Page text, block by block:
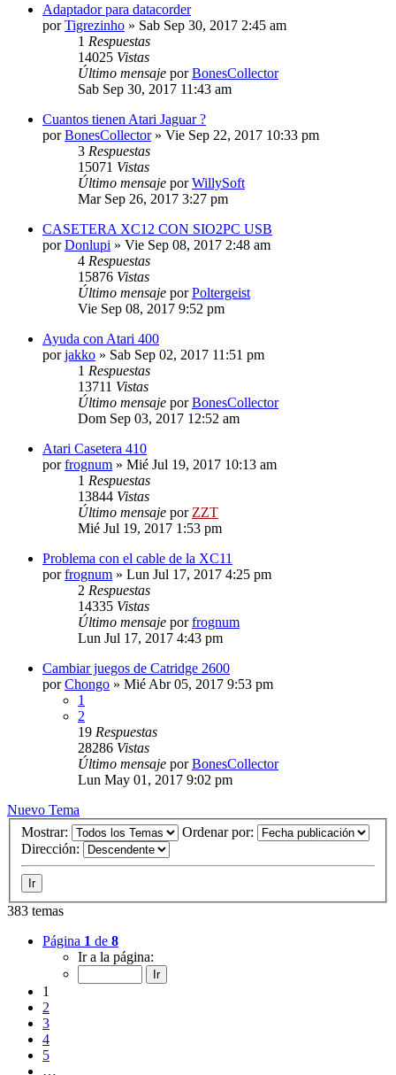
Adaptador para datacorder
porTigrezinho » Sab Sep 30, 2017 2:45 am
1 Respuestas
14025 Vistas
Último mensaje porBonesCollector
Sab Sep 30, 2017 11:43 am
Cuantos tienen Atari Jaguar ?
porBonesCollector» Vie Sep 22, 2017 10:33 pm
3 Respuestas
15071 Vistas
Último mensaje porWillySoft
Mar Sep 26, 2017 3:27 pm
CASETERA XC12 CON SIO2PC USB
porDonlupi » Vie Sep 08, 2017 2:48 am
4 Respuestas
15876 Vistas
Último mensaje porPoltergeist
Vie Sep 08, 2017 9:52 pm
Ayuda con Atari 400
porjakko » Sab Sep 02, 2017 11:51 pm
1 Respuestas
13711 Vistas
Último mensaje porBonesCollector
Dom Sep 03, 2017 12:52 am
Atari Casetera 410
porfrognum » Mié Jul 19, 2017 10:13 am
1 Respuestas
13844 Vistas
Último mensaje por ZZT
Mié Jul 19, 2017 1:53 pm
Problema con el cable de la XC11
porfrognum » Lun Jul 17, 2017 4:25 pm
2 Respuestas
14335 Vistas
Último mensaje porfrognum
Lun Jul 17, 2017 4:43 pm
Cambiar juegos de Catridge 2600
porChongo » Mié Abr 05, 2017 9:53 pm
1
2
19 Respuestas
28286 Vistas
Último mensaje porBonesCollector
Lun May 01, 2017 9:02 pm
Nuevo Tema
Mostrar:
Ordenar por:
Dirección:
383 temas
Página 1 de 8
Ir a la página:
1
2
3
4
5
…